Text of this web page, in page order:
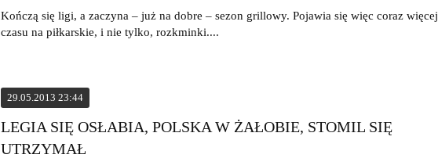
Kończą się ligi, a zaczyna – już na dobre – sezon grillowy. Pojawia się więc coraz więcej
czasu na piłkarskie, i nie tylko, rozkminki....
29.05.2013 23:44
LEGIA SIĘ OSŁABIA, POLSKA W ŻAŁOBIE, STOMIL SIĘ
UTRZYMAŁ